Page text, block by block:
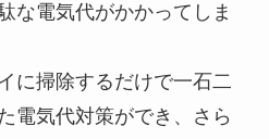
な電気代がかかってしま
に掃除するだけで一石二
電気代対策ができ、さら